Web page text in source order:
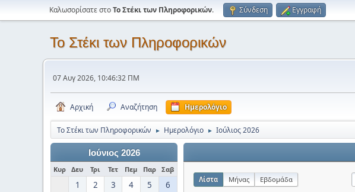
Καλωσορίσατε στοΤο Στέκι των Πληροφορικών. Σύνδεση Εγγραφή
Το Στέκι των Πληροφορικών
07 Αυγ 2026, 10:46:32 ΠΜ
Αρχική Αναζήτηση Ημερολόγιο
Το Στέκι των Πληροφορικών ► Ημερολόγιο ► Ιούλιος 2026
Ιούνιος 2026
Κυρ Δευ Τρι Τετ Πεμ Παρ Σαβ
1 2 3 4 5
6
Λίστα Μήνας Εβδομάδα